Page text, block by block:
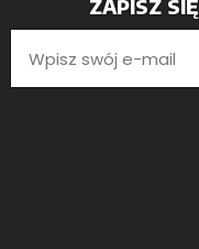
ZAPISZ